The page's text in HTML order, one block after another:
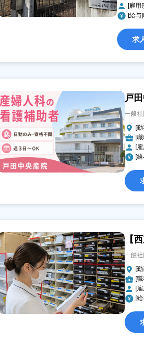
[雇用
[給与
求
戸
一般
[
[
[
[
【
一般
[
[
[
[